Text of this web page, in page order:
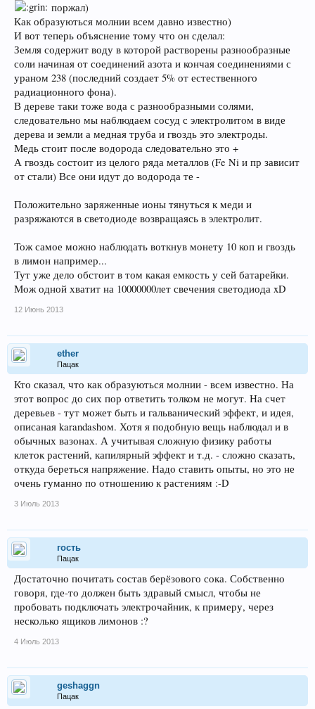
поржал)
Как образуються молнии всем давно известно)
И вот теперь объяснение тому что он сделал:
Земля содержит воду в которой растворены разнообразные
соли начиная от соединений азота и кончая соединениями с
ураном 238 (последний создает 5% от естественного
радиационного фона).
В дереве таки тоже вода с разнообразными солями,
следовательно мы наблюдаем сосуд с электролитом в виде
дерева и земли а медная труба и гвоздь это электроды.
Медь стоит после водорода следовательно это +
А гвоздь состоит из целого ряда металлов (Fe Ni и пр зависит
от стали) Все они идут до водорода те -
Положительно заряженные ионы тянуться к меди и
разряжаются в светодиоде возвращаясь в электролит.
Тож самое можно наблюдать воткнув монету 10 коп и гвоздь
в лимон например...
Тут уже дело обстоит в том какая емкость у сей батарейки.
Мож одной хватит на 10000000лет свечения светодиода xD
12 Июнь 2013
ether
Пацак
Кто сказал, что как образуються молнии - всем известно. На
этот вопрос до сих пор ответить толком не могут. На счет
деревьев - тут может быть и гальванический эффект, и идея,
описаная karandashом. Хотя я подобную вещь наблюдал и в
обычных вазонах. А учитывая сложную физику работы
клеток растений, капилярный эффект и т.д. - сложно сказать,
откуда береться напряжение. Надо ставить опыты, но это не
очень гуманно по отношению к растениям :-D
3 Июль 2013
гость
Пацак
Достаточно почитать состав берёзового сока. Собственно
говоря, где-то должен быть здравый смысл, чтобы не
пробовать подключать электрочайник, к примеру, через
несколько ящиков лимонов :?
4 Июль 2013
geshaggn
Пацак